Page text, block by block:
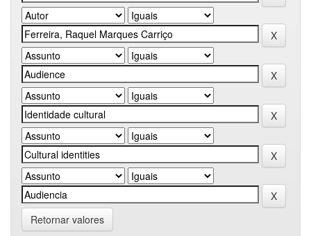
Retornar valores